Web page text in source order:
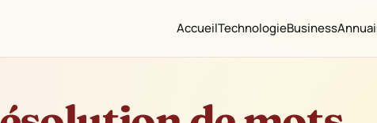
AccueilTechnologieBusiness